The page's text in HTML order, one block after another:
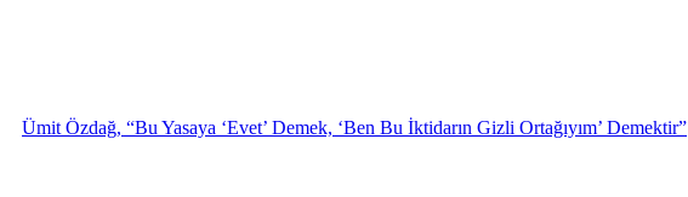
Ümit Özdağ, “Bu Yasaya ‘Evet’ Demek, ‘Ben Bu İktidarın Gizli Ortağıyım’ Demektir”